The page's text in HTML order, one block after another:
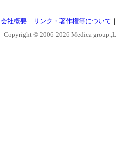
会社概要 ｜ リンク・著作権等について
Copyright © 2006-2026 Medica